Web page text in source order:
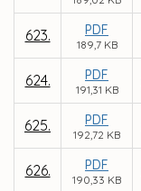
623. PDF
189,7 KB
624. PDF
191,31 KB
625. PDF
192,72 KB
626. PDF
190,33 KB